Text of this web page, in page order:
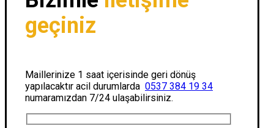
geçiniz
Maillerinize 1 saat içerisinde geri dönüş
yapılacaktır acil durumlarda 0537 384 19 34
numaramızdan 7/24 ulaşabilirsiniz.